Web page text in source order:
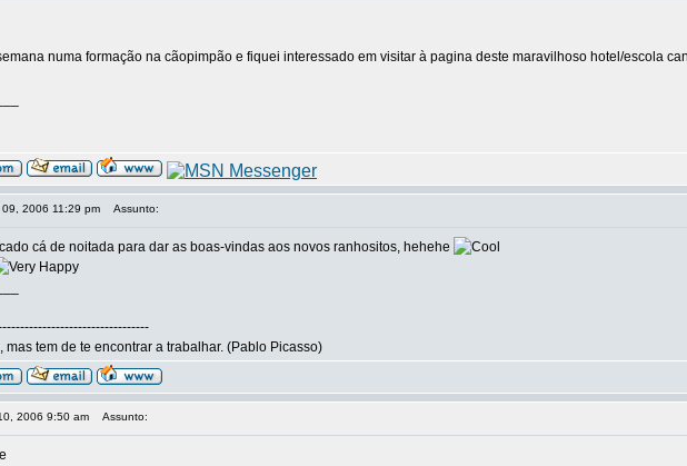
numa formação na cãopimpão e fiquei interessado em visitar à pagina deste maravilhoso hotel/escola
2006 11:29 pm Assunto:
cá de noitada para dar as boas-vindas aos novos ranhositos, hehehe
mas tem de te encontrar a trabalhar. (Pablo Picasso)
2006 9:50 am Assunto: